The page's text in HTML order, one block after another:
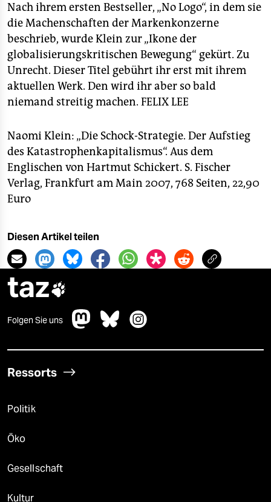
Nach ihrem ersten Bestseller, „No Logo“, in dem sie
die Machenschaften der Markenkonzerne
beschrieb, wurde Klein zur „Ikone der
globalisierungskritischen Bewegung“ gekürt. Zu
Unrecht. Dieser Titel gebührt ihr erst mit ihrem
aktuellen Werk. Den wird ihr aber so bald
niemand streitig machen. FELIX LEE
Naomi Klein: „Die Schock-Strategie. Der Aufstieg
des Katastrophenkapitalismus“. Aus dem
Englischen von Hartmut Schickert. S. Fischer
Verlag, Frankfurt am Main 2007, 768 Seiten, 22,90
Euro
Diesen Artikel teilen
taz
Folgen Sie uns
Ressorts
Politik
Öko
Gesellschaft
Kultur